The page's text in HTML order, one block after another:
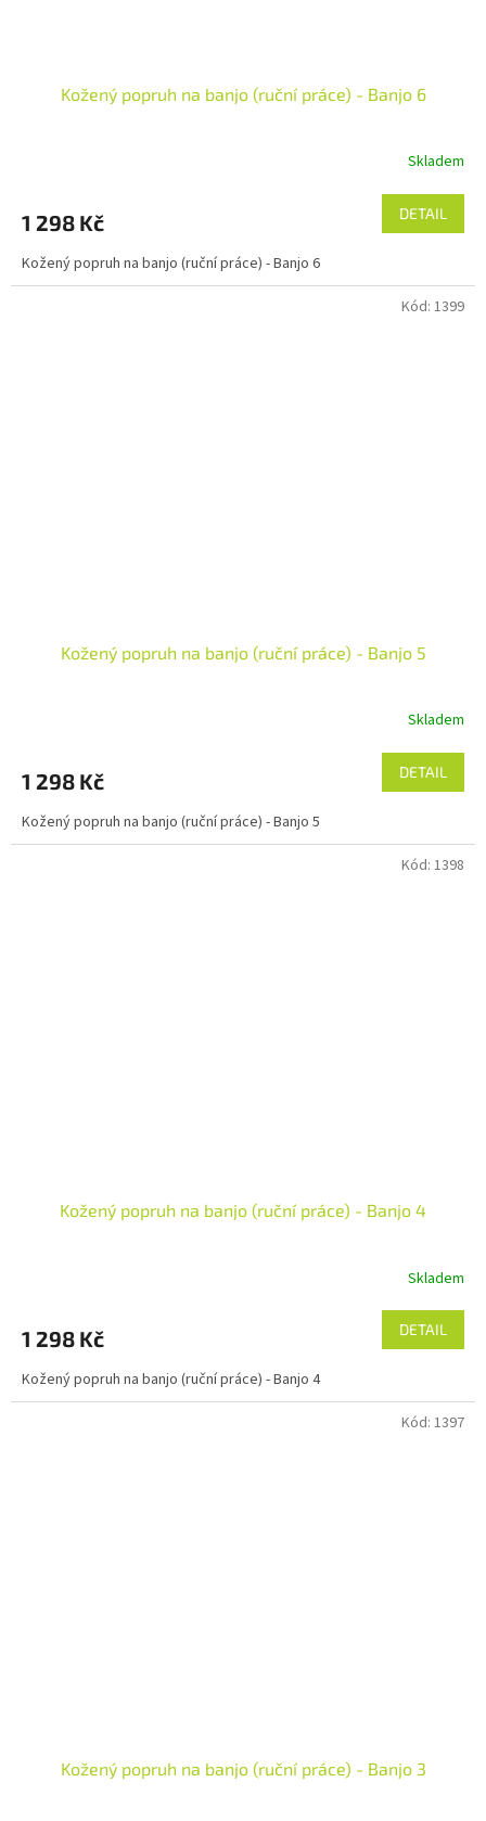
Kožený popruh na banjo (ruční práce) - Banjo 6
Skladem
1 298 Kč DETAIL
Kožený popruh na banjo (ruční práce) - Banjo 6
Kožený popruh na banjo (ruční práce) - Banjo 5
Skladem
1 298 Kč DETAIL
Kožený popruh na banjo (ruční práce) - Banjo 5
Kód: 1399
Kožený popruh na banjo (ruční práce) - Banjo 4
Skladem
1 298 Kč DETAIL
Kožený popruh na banjo (ruční práce) - Banjo 4
Kód: 1398
Kožený popruh na banjo (ruční práce) - Banjo 3
Kód: 1397